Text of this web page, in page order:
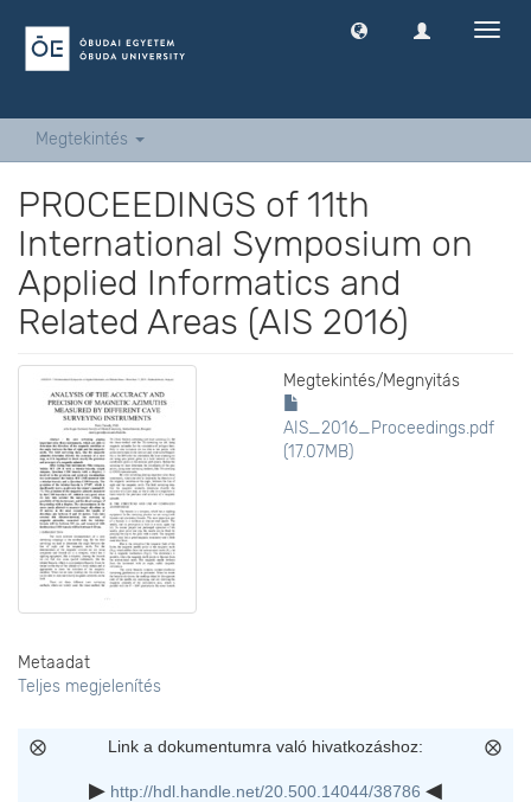
Megtekintés
PROCEEDINGS of 11th
International Symposium on
Applied Informatics and
Related Areas (AIS 2016)
Megtekintés/Megnyitás
AIS_2016_Proceedings.pdf
(17.07MB)
Metaadat
Teljes megjelenítés
Link a dokumentumra való hivatkozáshoz:
http://hdl.handle.net/20.500.14044/38786